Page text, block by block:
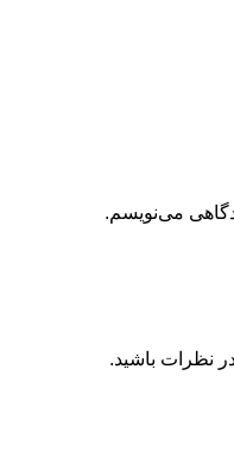
می‌نویسم.
نظرات باشید.